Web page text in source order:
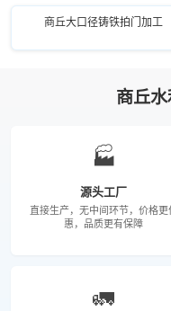
商丘大口径铸铁拍门加工
商丘
🏭
源头工厂
直接生产，无中间环节，价格更
惠，品质更有保障
🚛